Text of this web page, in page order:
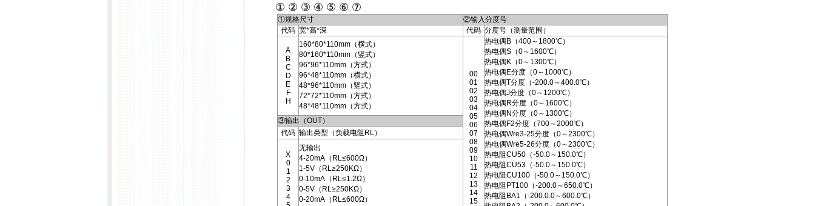
① ② ③ ④ ⑤ ⑥ ⑦
①规格尺寸
②输入分度号
代码 宽*高*深 代码 分度号（测量范围）
A
B
C
D
E
F
H
160*80*110mm（横式）
80*160*110mm（竖式）
96*96*110mm（方式）
96*48*110mm（横式）
48*96*110mm（竖式）
72*72*110mm（方式）
48*48*110mm（方式）
00
01
02
03
04
05
06
07
08
09
10
11
12
13
14
15
热电偶B（400～1800℃）
热电偶S（0～1600℃）
热电偶K（0～1300℃）
热电偶E分度（0～1000℃）
热电偶T分度（-200.0～400.0℃）
热电偶J分度（0～1200℃）
热电偶R分度（0～1600℃）
热电偶N分度（0～1300℃）
热电偶F2分度（700～2000℃）
热电偶Wre3-25分度（0～2300℃）
热电偶Wre5-26分度（0～2300℃）
热电阻CU50（-50.0～150.0℃）
热电阻CU53（-50.0～150.0℃）
热电阻CU100（-50.0～150.0℃）
热电阻PT100（-200.0～650.0℃）
热电阻BA1（-200.0.0～600.0℃）
③输出（OUT）
代码 输出类型（负载电阻RL）
X
0
1
2
3
4
无输出
4-20mA（RL≤600Ω）
1-5V（RL≥250KΩ）
0-10mA（RL≤1.2Ω）
0-5V（RL≥250KΩ）
0-20mA（RL≤600Ω）